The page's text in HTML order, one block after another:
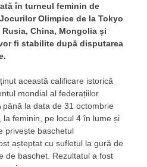
în turneul feminin de
Olimpice de la Tokyo
China, Mongolia și
fi stabilite după disputarea
această calificare istorică
mondial al federațiilor
la data de 31 octombrie
la feminin, pe locul 4 în lume și
privește baschetul
așteptat cu sufletul la gură de
de baschet. Rezultatul a fost